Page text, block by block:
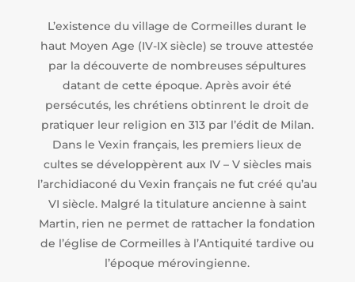
L’existence du village de Cormeilles durant le
haut Moyen Age (IV-IX siècle) se trouve attestée
par la découverte de nombreuses sépultures
datant de cette époque. Après avoir été
persécutés, les chrétiens obtinrent le droit de
pratiquer leur religion en 313 par l’édit de Milan.
Dans le Vexin français, les premiers lieux de
cultes se développèrent aux IV – V siècles mais
l’archidiaconé du Vexin français ne fut créé qu’au
VI siècle. Malgré la titulature ancienne à saint
Martin, rien ne permet de rattacher la fondation
de l’église de Cormeilles à l’Antiquité tardive ou
l’époque mérovingienne.